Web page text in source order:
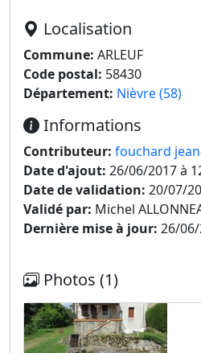
Localisation
Commune: ARLEUF
Code postal: 58430
Département: Nièvre (58)
Informations
Contributeur: fouchard
Date d'ajout: 26/06/2017 à
Date de validation: 20/07/
Validé par: Michel
Dernière mise à jour: 26/
Photos (1)